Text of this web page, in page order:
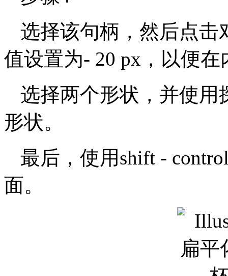
选择该句柄，然后点击
值设置为- 20 px，以便
选择两个形状，并使用
形状。
最后，使用shift -
面。